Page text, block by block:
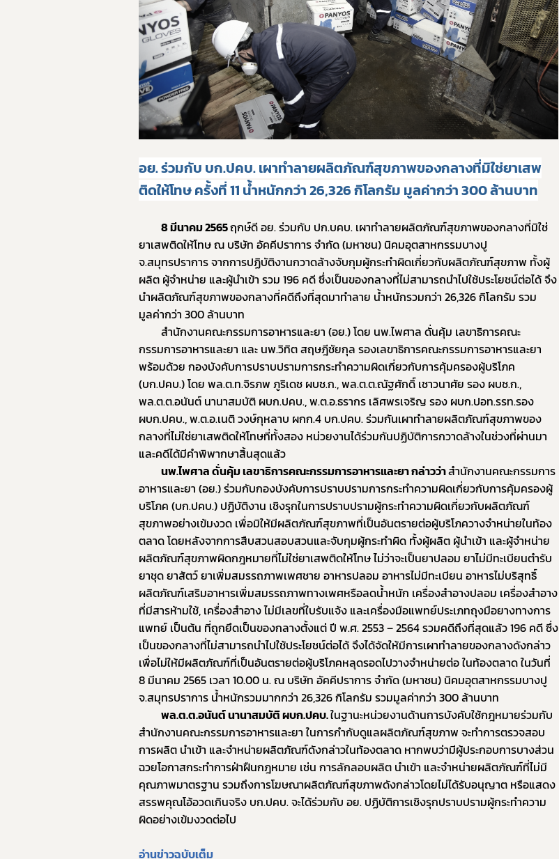
อย. ร่วมกับ บก.ปคบ. เผาทำลายผลิตภัณฑ์สุขภาพของกลางที่มิใช่ยาเสพ
ติดให้โทษ ครั้งที่ 11 น้ำหนักกว่า 26,326 กิโลกรัม มูลค่ากว่า 300 ล้านบาท
8 มีนาคม 2565 ฤกษ์ดี อย. ร่วมกับ ปก.บคบ. เผาทำลายผลิตภัณฑ์สุขภาพของกลางที่มิใช่
ยาเสพติดให้โทษ ณ บริษัท อัคคีปราการ จำกัด (มหาชน) นิคมอุตสาหกรรมบางปู
จ.สมุทรปราการ จากการปฏิบัติงานกวาดล้างจับกุมผู้กระทำผิดเกี่ยวกับผลิตภัณฑ์สุขภาพ ทั้งผู้
ผลิต ผู้จำหน่าย และผู้นำเข้า รวม 196 คดี ซึ่งเป็นของกลางที่ไม่สามารถนำไปใช้ประโยชน์ต่อได้ จึง
นำผลิตภัณฑ์สุขภาพของกลางที่คดีถึงที่สุดมาทำลาย น้ำหนักรวมกว่า 26,326 กิโลกรัม รวม
มูลค่ากว่า 300 ล้านบาท
กรรมการอาหารและยา และ นพ.วิทิต สฤษฎีชัยกุล รองเลขาธิการคณะกรรมการอาหารและยา
พร้อมด้วย กองบังคับการปราบปรามการกระทำความผิดเกี่ยวกับการคุ้มครองผู้บริโภค
(บก.ปคบ.) โดย พล.ต.ท.จิรภพ ภูริเดช ผบช.ก., พล.ต.ต.ณัฐศักดิ์ เชาวนาศัย รอง ผบช.ก.,
พล.ต.ต.อนันต์ นานาสมบัติ ผบก.ปคบ., พ.ต.อ.ธรากร เลิศพรเจริญ รอง ผบก.ปอท.รรท.รอง
ผบก.ปคบ., พ.ต.อ.เนติ วงษ์กุหลาบ ผกก.4 บก.ปคบ. ร่วมกันเผาทำลายผลิตภัณฑ์สุขภาพของ
กลางที่ไม่ใช่ยาเสพติดให้โทษที่ทั้งสอง หน่วยงานได้ร่วมกันปฏิบัติการกวาดล้างในช่วงที่ผ่านมา
และคดีได้มีคำพิพากษาสิ้นสุดแล้ว
นพ.ไพศาล ดั่นคุ้ม เลขาธิการคณะกรรมการอาหารและยา กล่าวว่า สำนักงานคณะกรรมการ
อาหารและยา (อย.) ร่วมกับกองบังคับการปราบปรามการกระทำความผิดเกี่ยวกับการคุ้มครองผู้
บริโภค (บก.ปคบ.) ปฏิบัติงาน เชิงรุกในการปราบปรามผู้กระทำความผิดเกี่ยวกับผลิตภัณฑ์
สุขภาพอย่างเข้มงวด เพื่อมิให้มีผลิตภัณฑ์สุขภาพที่เป็นอันตรายต่อผู้บริโภควางจำหน่ายในท้อง
ตลาด โดยหลังจากการสืบสวนสอบสวนและจับกุมผู้กระทำผิด ทั้งผู้ผลิต ผู้นำเข้า และผู้จำหน่าย
ผลิตภัณฑ์สุขภาพผิดกฎหมายที่ไม่ใช่ยาเสพติดให้โทษ ไม่ว่าจะเป็นยาปลอม ยาไม่มีทะเบียนตำรับ
ยาชุด ยาสัตว์ ยาเพิ่มสมรรถภาพเพศชาย อาหารปลอม อาหารไม่มีทะเบียน อาหารไม่บริสุทธิ์
ผลิตภัณฑ์เสริมอาหารเพิ่มสมรรถภาพทางเพศหรือลดน้ำหนัก เครื่องสำอางปลอม เครื่องสำอาง
ที่มีสารห้ามใช้, เครื่องสำอาง ไม่มีเลขที่ใบรับแจ้ง และเครื่องมือแพทย์ประเภทถุงมือยางทางการ
แพทย์ เป็นต้น ที่ถูกยึดเป็นของกลางตั้งแต่ ปี พ.ศ. 2553 – 2564 รวมคดีถึงที่สุดแล้ว 196 คดี ซึ่ง
เป็นของกลางที่ไม่สามารถนำไปใช้ประโยชน์ต่อได้ จึงได้จัดให้มีการเผาทำลายของกลางดังกล่าว
เพื่อไม่ให้มีผลิตภัณฑ์ที่เป็นอันตรายต่อผู้บริโภคหลุดรอดไปวางจำหน่ายต่อ ในท้องตลาด ในวันที่
8 มีนาคม 2565 เวลา 10.00 น. ณ บริษัท อัคคีปราการ จำกัด (มหาชน) นิคมอุตสาหกรรมบางปู
จ.สมุทรปราการ น้ำหนักรวมมากกว่า 26,326 กิโลกรัม รวมมูลค่ากว่า 300 ล้านบาท
พล.ต.ต.อนันต์ นานาสมบัติ ผบก.ปคบ. ในฐานะหน่วยงานด้านการบังคับใช้กฎหมายร่วมกับ
สำนักงานคณะกรรมการอาหารและยา ในการกำกับดูแลผลิตภัณฑ์สุขภาพ จะทำการตรวจสอบ
การผลิต นำเข้า และจำหน่ายผลิตภัณฑ์ดังกล่าวในท้องตลาด หากพบว่ามีผู้ประกอบการบางส่วน
ฉวยโอกาสกระทำการฝ่าฝืนกฎหมาย เช่น การลักลอบผลิต นำเข้า และจำหน่ายผลิตภัณฑ์ที่ไม่มี
คุณภาพมาตรฐาน รวมถึงการโฆษณาผลิตภัณฑ์สุขภาพดังกล่าวโดยไม่ได้รับอนุญาต หรือแสดง
สรรพคุณโอ้อวดเกินจริง บก.ปคบ. จะได้ร่วมกับ อย. ปฏิบัติการเชิงรุกปราบปรามผู้กระทำความ
ผิดอย่างเข้มงวดต่อไป
อ่านข่าวฉบับเต็ม
Subscribe
เลือกหัวข้อที่ท่านต้องการ Subscribe